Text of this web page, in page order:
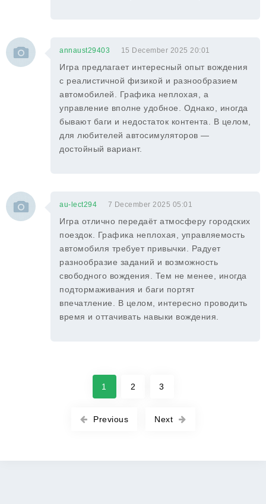
annaust29403 15 December 2025 20:01
Игра предлагает интересный опыт вождения
с реалистичной физикой и разнообразием
автомобилей. Графика неплохая, а
управление вполне удобное. Однако, иногда
бывают баги и недостаток контента. В целом,
для любителей автосимуляторов —
достойный вариант.
au-lect294 7 December 2025 05:01
Игра отлично передаёт атмосферу городских
поездок. Графика неплохая, управляемость
автомобиля требует привычки. Радует
разнообразие заданий и возможность
свободного вождения. Тем не менее, иногда
подтормаживания и баги портят
впечатление. В целом, интересно проводить
время и оттачивать навыки вождения.
Previous
1 2 3
Next